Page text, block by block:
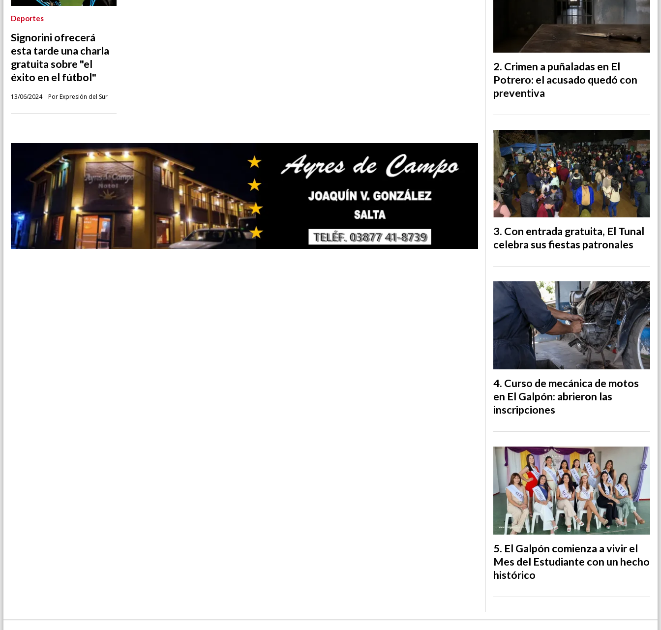
Signorini ofrecerá
esta tarde una charla
gratuita sobre "el
éxito en el fútbol"
Por Expresión del Sur
Deportes
13/06/2024
Crimen a puñaladas en El
Potrero: el acusado quedó con
preventiva
Con entrada gratuita, El Tunal
celebra sus fiestas patronales
Curso de mecánica de motos
en El Galpón: abrieron las
inscripciones
El Galpón comienza a vivir el
Mes del Estudiante con un hecho
histórico